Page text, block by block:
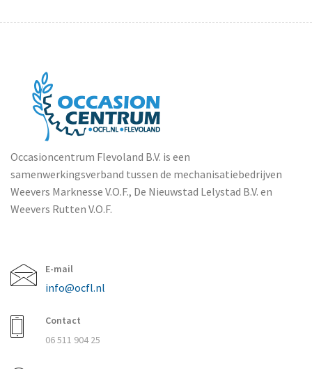
Occasioncentrum Flevoland B.V. is een
samenwerkingsverband tussen de mechanisatiebedrijven
Weevers Marknesse V.O.F., De Nieuwstad Lelystad B.V. en
Weevers Rutten V.O.F.
E-mail
info@ocfl.nl
Contact
06 511 904 25